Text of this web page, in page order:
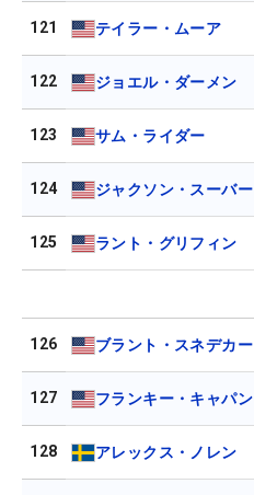
121 テイラー・ムーア
122 ジョエル・ダーメン
123 サム・ライダー
124 ジャクソン・スーバー
125 ラント・グリフィン
126 ブラント・スネデカー
127 フランキー・キャパン
128 アレックス・ノレン